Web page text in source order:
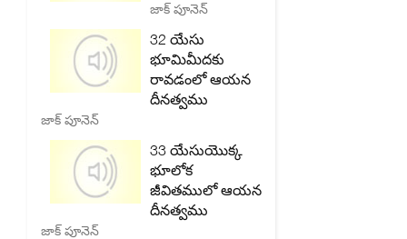
జాక్ పూనెన్
32 యేసు
భూమిమీదకు
రావడంలో ఆయన
దీనత్వము
జాక్ పూనెన్
33 యేసుయొక్క
భూలోక
జీవితములో ఆయన
దీనత్వము
జాక్ పూనెన్